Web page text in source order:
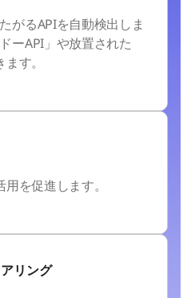
がるAPIを自動検出しま
ーAPI」や放置された
す。
を促進します。
リング